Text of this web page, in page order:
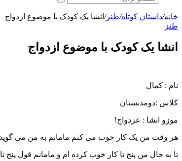
جستجو
برای
خانه/داستان کوتاه/طنز/ انشا یک کودک با موضوع ازدواج
طنز
انشا یک کودک با موضوع ازدواج
نام : کمال
کلاس :دومدبستان
موزو انشا : عزدواج!
هر وقت من یک کار خوب می کنم مامانم به من می
تا به حال من پنج تا کار خوب کرده ام و مامانم قول پنج